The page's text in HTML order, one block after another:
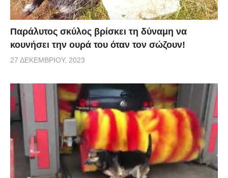
έδωσαν), ζούσε σε ένα άθλιο περιβάλλον και ήταν
ένας πολύ έμπειρος διασώστης σκύλων, ήταν
διστακτικός. «Το παραδέχομαι, καθώς την πλησίαζα,
δει ποτέ τη συμπεριφορά της και δεν ήξερα τι να
περιμένω.»
Οι δυο τους παρέμειναν ψύχραιμοι και σε
εγρήγορση, περπατώντας πολύ ήσυχα και
προσεκτικά από πίσω της για να μην την ξυπνήσουν
και την τρομάξουν. Μόλις κατάφεραν να περάσουν
Παράλυτος σκύλος βρίσκει τη δύναμη να
κουνήσει την ουρά του όταν τον σώζουν!
27 ΔΕΚΕΜΒΡΊΟΥ, 2023